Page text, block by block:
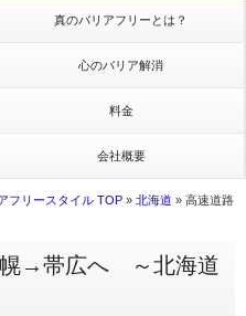
真のバリアフリーとは？
心のバリア解消
料金
会社概要
フリースタイル TOP » 北海道 » 高速道路
→帯広へ ～北海道